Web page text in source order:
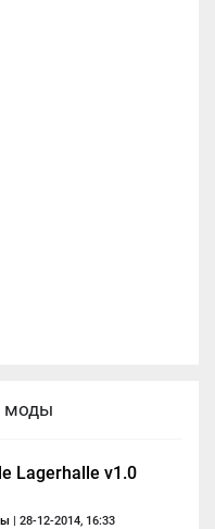
моды
Lagerhalle v1.0
| 28-12-2014, 16:33